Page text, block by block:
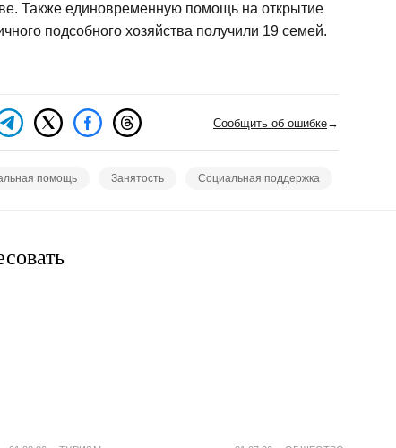
Также единовременную помощь на открытие
подсобного хозяйства получили 19 семей.
Сообщить об ошибке→
помощь Занятость Социальная поддержка